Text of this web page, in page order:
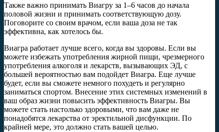
Также важно принимать Виагру за 1–6 часов до начала
половой жизни и принимать соответствующую дозу.
Поговорите со своим врачом, если ваша доза не так
эффективна, как хотелось бы.
Виагра работает лучше всего, когда вы здоровы. Если вы
можете избежать употребления жирной пищи, чрезмерного
употребления алкоголя и лекарств, вызывающих ЭД, с
большей вероятностью вам подойдет Виагра. Еще лучше
будет, если вы сможете немного похудеть и регулярно
заниматься спортом. Внесение этих системных изменений в
ваш образ жизни повысить эффективность Виагры. Вы
можете стать настолько здоровыми, что вам даже не
понадобятся лекарства от эректильной дисфункции. По
крайней мере, это должно стать вашей целью.